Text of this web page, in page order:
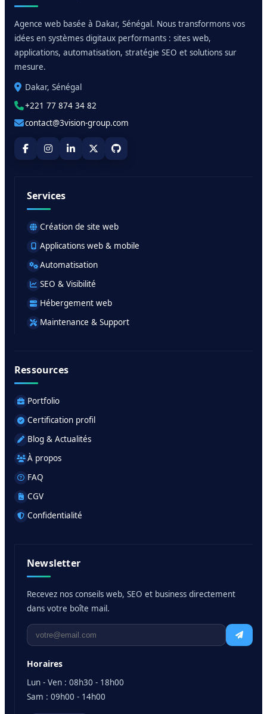
Agence web basée à Dakar, Sénégal. Nous transformons vos
idées en systèmes digitaux performants : sites web,
applications, automatisation, stratégie SEO et solutions sur
mesure.
Dakar, Sénégal
+221 77 874 34 82
contact@3vision-group.com
Services
Création de site web
Applications web & mobile
Automatisation
SEO & Visibilité
Hébergement web
Maintenance & Support
Ressources
Portfolio
Certification profil
Blog & Actualités
À propos
FAQ
CGV
Confidentialité
Newsletter
Recevez nos conseils web, SEO et business directement
dans votre boîte mail.
Horaires
Lun - Ven : 08h30 - 18h00
Sam : 09h00 - 14h00